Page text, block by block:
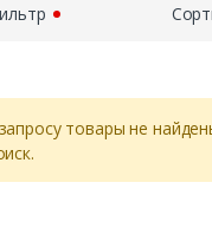
товары не